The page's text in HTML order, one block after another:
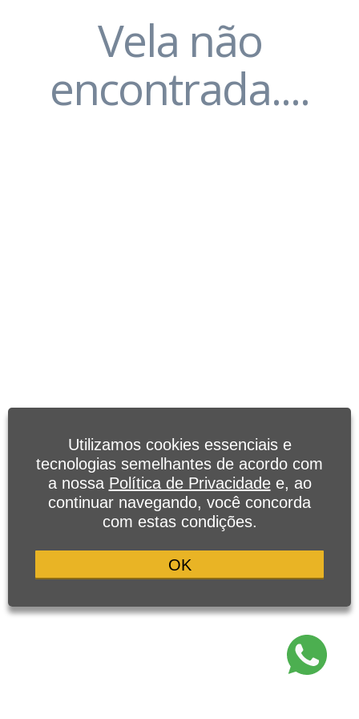
Vela não
encontrada....
Utilizamos cookies essenciais e
tecnologias semelhantes de acordo com
a nossa Política de Privacidadee, ao
continuar navegando, você concorda
com estas condições.
OK